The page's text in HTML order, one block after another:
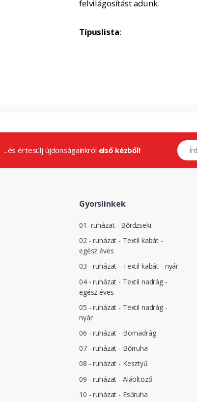
felvilágosítást adunk.
Típuslista:
...és értesülj újdonságainkról első kézből!
E-mail
Gyorslinkek
01- ruházat - Bőrdzseki
02 - ruházat - Textil kabát -
egész éves
03 - ruházat - Textil kabát - nyár
04 - ruházat - Textil nadrág -
egész éves
05 - ruházat - Textil nadrág -
nyár
06 - ruházat - Börnadrág
07 - ruházat - Bőrruha
08 - ruházat - Kesztyű
09 - ruházat - Aláöltöző
10 - ruházat - Esőruha